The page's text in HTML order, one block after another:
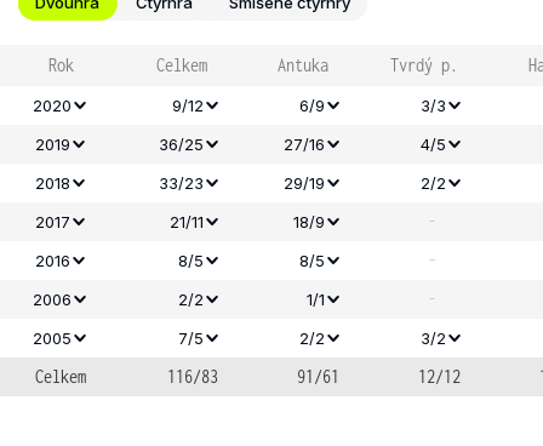
Rok Celkem Antuka Tvrdý p.
2020 9/12 6/9
3/3
2019
36/25 27/16 4/5
2018
33/23 29/19 2/2
2017
21/11 18/9 -
2016
8/5 8/5 -
2006 2/2 1/1 -
2005 7/5 2/2 3/2
Celkem 116/83 91/61 12/12